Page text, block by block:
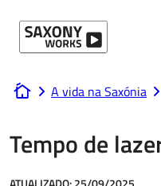
www.saxony-works.com
A vida na Saxónia
Tempo de